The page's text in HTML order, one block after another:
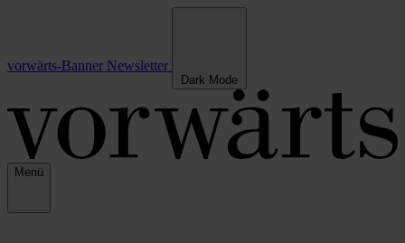
vorwärts-Banner Newsletter
Dark Mode
Menü